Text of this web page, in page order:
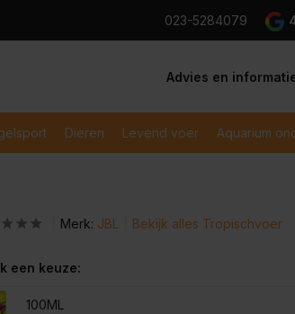
Veilig en snel betaald met iDeal
023-5284079
Advies en
Dieren Levend voer Aquarium
Merk: JBL Bekijk alles Tropischvoer
een keuze:
100ML